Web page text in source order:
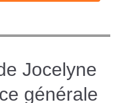
Jocelyne
générale